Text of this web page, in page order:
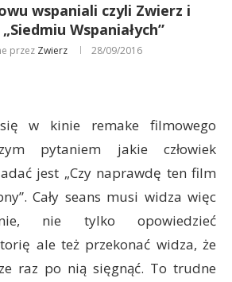
wspaniali czyli Zwierz i
Wspaniałych”
przez Zwierz 28/09/2016
w kinie remake filmowego
pytaniem jakie człowiek
jest „Czy naprawdę ten film
Cały seans musi widza więc
nie tylko opowiedzieć
ale też przekonać widza, że
raz po nią sięgnąć. To trudne